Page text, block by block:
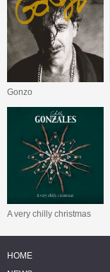
Gonzo
A very chilly christmas
HOME